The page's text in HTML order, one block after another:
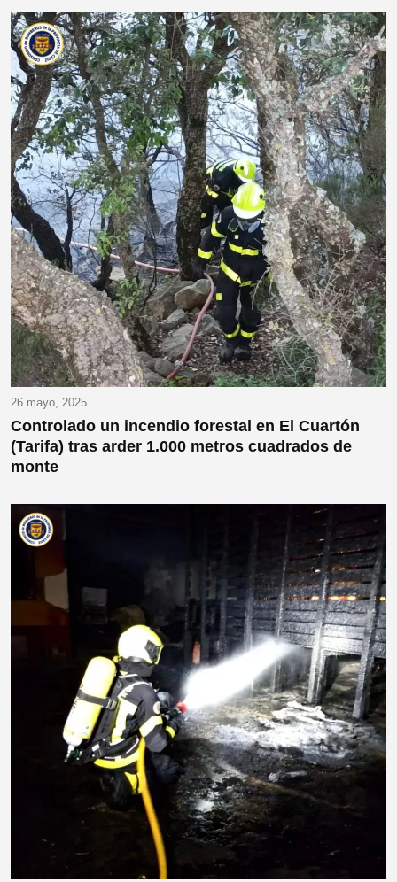
26 mayo, 2025
Controlado un incendio forestal en El Cuartón
(Tarifa) tras arder 1.000 metros cuadrados de
monte